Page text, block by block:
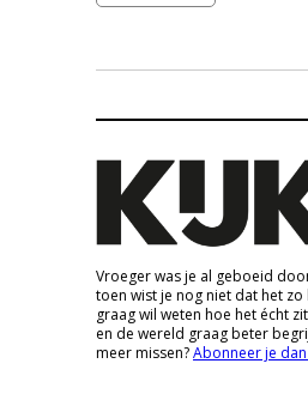
Vroeger was je al geboeid
toen wist je nog niet dat het
graag wil weten hoe het écht
en de wereld graag beter
meer missen?Abonneer je